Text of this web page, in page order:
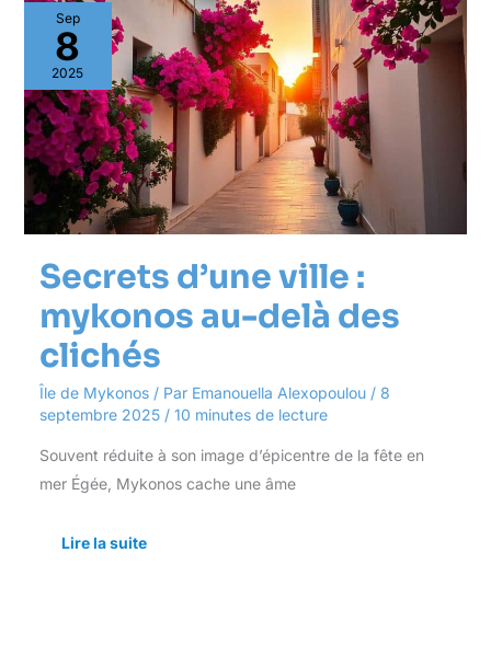
Sep
8
2025
Secrets d’une ville :
mykonos au-delà des
clichés
Île de Mykonos/ Par Emanouella Alexopoulou / 8
septembre 2025 / 10 minutes de lecture
Souvent réduite à son image d’épicentre de la fête en
mer Égée, Mykonos cache une âme
Secrets
d’une
ville
:
mykonos
au-
delà
des
clichés
Lire la suite